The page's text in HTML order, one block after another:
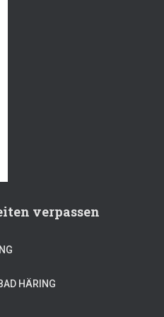
verpassen
HÄRING